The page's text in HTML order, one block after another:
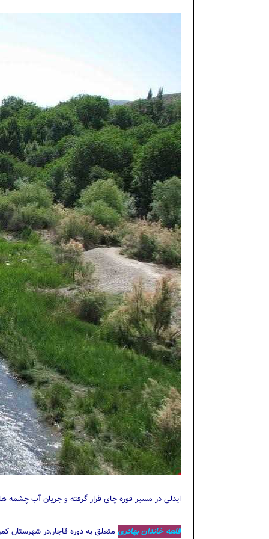
ایدلی در مسیر قوره چای قرار گرفته و جریان آب چشمه
قلعه خاندان بهادری متعلق به دوره قاجار,در شهرستان